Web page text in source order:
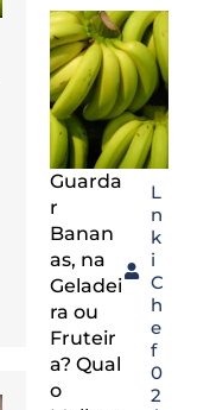
Guarda
r
Banan
as, na
Geladei
ra ou
Fruteir
a? Qual
o
L
n
k
i
C
h
e
f
0
2